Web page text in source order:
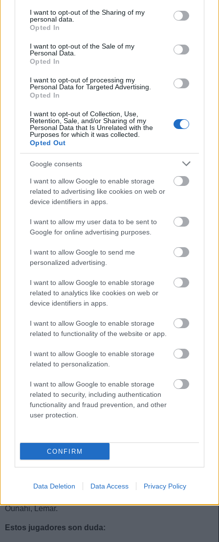
not limited to your visit or usage behaviour. You may click to
grant or deny consent to Google and its third-party tags to
use your data for below specified purposes in below Google
consent section.
I want to opt-out of the Sharing of my
personal data.
Opted In
I want to opt-out of the Sale of my
Personal Data.
Opted In
I want to opt-out of processing my
Personal Data for Targeted Advertising.
Opted In
I want to opt-out of Collection, Use,
Retention, Sale, and/or Sharing of my
Personal Data that Is Unrelated with the
Purposes for which it was collected.
Opted Out
Google consents
I want to allow Google to enable storage
related to advertising like cookies on web or
device identifiers in apps.
I want to allow my user data to be sent to
Google for online advertising purposes.
I want to allow Google to send me
personalized advertising.
I want to allow Google to enable storage
related to analytics like cookies on web or
device identifiers in apps.
I want to allow Google to enable storage
related to functionality of the website or app.
I want to allow Google to enable storage
related to personalization.
I want to allow Google to enable storage
related to security, including authentication
functionality and fraud prevention, and other
user protection.
CONFIRM
Data Deletion Data Access Privacy Policy
Posibles cambios en el once
: Lamine Yamal y Fermín
arriesgar con su presencia en el once, podrían entrar
jugadores como Dro Fernández y Bardghji. Ferran llegó con
ha probado con Balde cómo extremo izquierdo debido a las
SofaScore-Puntuaciones: preguntas más frecuentes
SofaScore, la prestigiosa app y
otorgar las calificaciones por
rendimiento de los futbolistas en
Comunio.es. A continuación
respondemos las preguntas más
frecuentes sobre SofaScore.
Girona
LEO ROMÁN
XIMO LOUREIRO
YERAMAY
Estos jugadores son baja:Juan Carlos, David López,
Ounahi, Lemar.
Estos jugadores son duda: